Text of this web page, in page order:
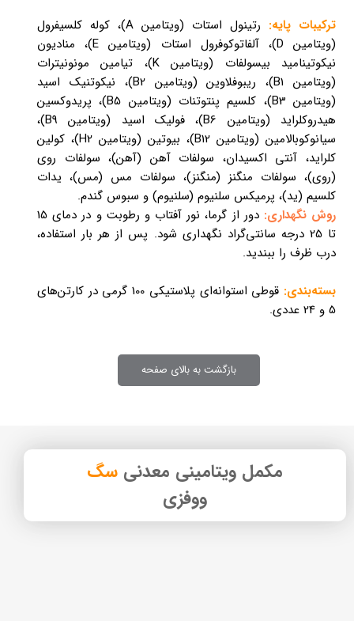
ترکیبات پایه:
رتینول استات (ویتامین A)، کوله کلسیفرول
(ویتامین D)، آلفاتوکوفرول استات (ویتامین E)، منادیون
نیکوتینامید بی­سولفات (ویتامین K)، تیامین مونونیترات
(ویتامین B1)، ریبوفلاوین (ویتامین B2)، نیکوتنیک اسید
(ویتامین B3)، کلسیم پنتوتنات (ویتامین B5)، پریدوکسین
هیدروکلراید (ویتامین B6)، فولیک اسید (ویتامین B9)،
سیانوکوبالامین (ویتامین B12)، بیوتین (ویتامین H2)، کولین
کلراید، آنتی اکسیدان، سولفات آهن (آهن)، سولفات روی
(روی)، سولفات منگنز (منگنز)، سولفات مس (مس)، یدات
کلسیم (ید)، پرمیکس سلنیوم (سلنیوم) و سبوس گندم.
روش نگهداری:
دور از گرما، نور آفتاب و رطوبت و در دمای 15
تا 25 درجه سانتی‌گراد نگهداری شود. پس از هر بار استفاده،
درب ظرف را ببندید.
بسته‌بندی:
قوطی استوانه‌ای پلاستیکی 100 گرمی در کارتن‌های
5 و 24 عددی.
بازگشت به بالای صفحه
مکمل ویتامینی معدنی سگ
ووفزی